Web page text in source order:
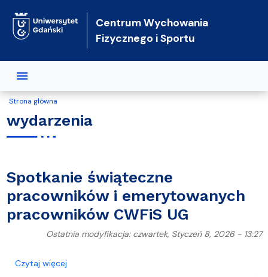
Centrum Wychowania
Fizycznego i Sportu
Strona główna
wydarzenia
Spotkanie świąteczne
pracowników i emerytowanych
pracowników CWFiS UG
Ostatnia modyfikacja: czwartek, Styczeń 8, 2026 - 13:27
Czytaj więcejo Spotkanie świąteczne pracowników i